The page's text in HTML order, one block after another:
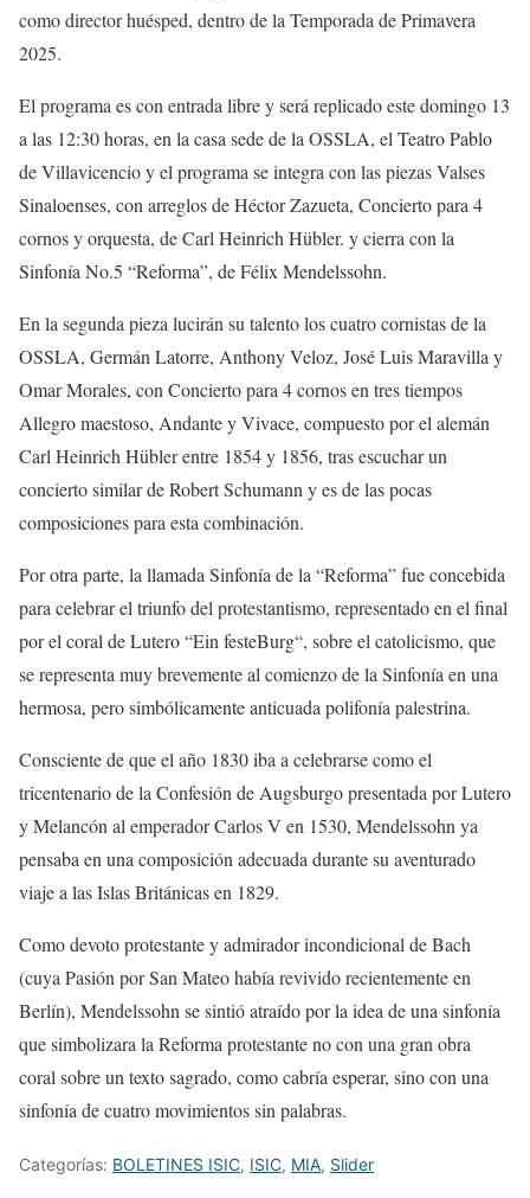
como director huésped, dentro de la Temporada de Primavera
2025.
El programa es con entrada librey será replicado estedomingo 13
a las 12:30 horas, en la casa sede de la OSSLA, el TeatroPablo
de Villavicencioy el programa se integra con las piezasValses
Sinaloenses, con arreglos de Héctor Zazueta, Concierto para 4
cornos y orquesta, de Carl Heinrich Hübler. y cierra con la
Sinfonía No.5 “Reforma”, de Félix Mendelssohn.
En la segunda pieza lucirán su talento los cuatro cornistas de la
OSSLA, Germán Latorre, Anthony Veloz, José Luis Maravilla y
Omar Morales, con Concierto para 4 cornosen tres tiempos
Allegro maestoso, AndanteyVivace, compuesto por el alemán
Carl Heinrich Hüblerentre 1854 y 1856, tras escuchar un
concierto similar deRobert Schumann y es de las pocas
composiciones para esta combinación.
Por otra parte, la llamada Sinfonía de la “Reforma”fue concebida
para celebrar el triunfo del protestantismo, representado en el final
por el coral de Lutero “Ein festeBurg“, sobre el catolicismo, que
se representa muy brevemente al comienzo de la Sinfonía en una
hermosa, pero simbólicamente anticuada polifonía palestrina.
Consciente de que el año 1830 iba a celebrarse como el
tricentenario de la Confesión de Augsburgo presentada por Lutero
yMelancón al emperador Carlos V en 1530, Mendelssohn ya
pensaba en una composición adecuada durante su aventurado
viaje a las Islas Británicas en 1829.
Como devoto protestante y admirador incondicional de Bach
(cuya Pasión por San Mateohabía revivido recientemente en
Berlín), Mendelssohn se sintió atraído por la idea de una sinfonía
que simbolizara la Reforma protestante no con una gran obra
coral sobre un texto sagrado, como cabría esperar, sino con una
sinfonía de cuatro movimientos sin palabras.
Categorías: BOLETINES ISIC, ISIC, MIA, Slider